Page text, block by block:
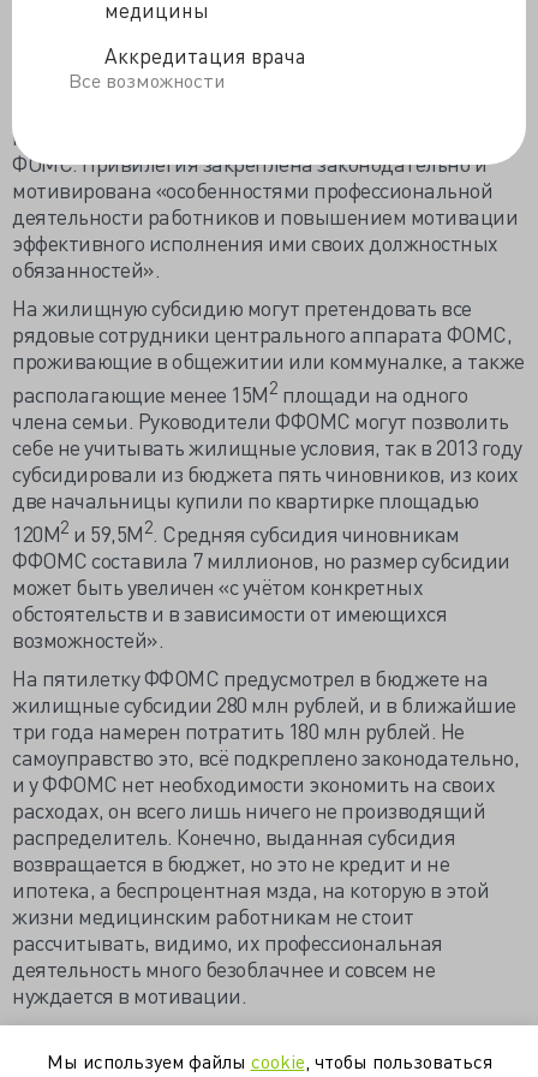
медицины
Аккредитация врача
Все возможности
распределитель бюджетных средств,
предназначенных для оплаты оказанных гражданам
медицинских услуг, совершенно не скрывает, что с
квартиры для сотрудников центрального аппарата
ФОМС. Привилегия закреплена законодательно и
мотивирована «особенностями профессиональной
деятельности работников и повышением мотивации
эффективного исполнения ими своих должностных
обязанностей».
На жилищную субсидию могут претендовать все
рядовые сотрудники центрального аппарата ФОМС,
проживающие в общежитии или коммуналке, а также
располагающие менее 15М2 площади на одного
члена семьи. Руководители ФФОМС могут позволить
себе не учитывать жилищные условия, так в 2013 году
субсидировали из бюджета пять чиновников, из коих
две начальницы купили по квартирке площадью
120М2 и 59,5М2 . Средняя субсидия чиновникам
ФФОМС составила 7 миллионов, но размер субсидии
может быть увеличен «с учётом конкретных
обстоятельств и в зависимости от имеющихся
возможностей».
На пятилетку ФФОМС предусмотрел в бюджете на
жилищные субсидии 280 млн рублей, и в ближайшие
три года намерен потратить 180 млн рублей. Не
самоуправство это, всё подкреплено законодательно,
и у ФФОМС нет необходимости экономить на своих
расходах, он всего лишь ничего не производящий
распределитель. Конечно, выданная субсидия
возвращается в бюджет, но это не кредит и не
ипотека, а беспроцентная мзда, на которую в этой
жизни медицинским работникам не стоит
рассчитывать, видимо, их профессиональная
деятельность много безоблачнее и совсем не
нуждается в мотивации.
Московский фонд ОМС оштрафовал 37
медучреждений на 1,2 млн руб. в 2014 г. (интервью)
Мы используем файлы cookie , чтобы пользоваться